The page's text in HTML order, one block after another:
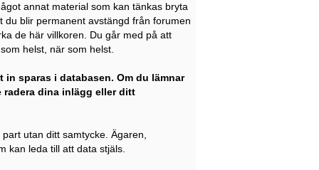
annat material som kan tänkas bryta
blir permanent avstängd från forumen
de här villkoren. Du går med på att
helst, när som helst.
sparas i databasen. Om du lämnar
dina inlägg eller ditt
utan ditt samtycke. Ägaren,
kan leda till att data stjäls.